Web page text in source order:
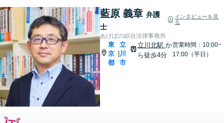
藍原 義章 弁護
士
インタビューを見
る
あけぼの綜合法律事務所
東
京
都
立
川
市
立川北駅 か
ら徒歩4分
営業時間：10:00~
17:00（平日）